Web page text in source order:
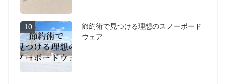
10
節約術で見つける理想のスノーボード
ウェア